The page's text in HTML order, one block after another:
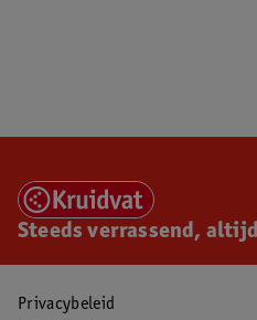
Steeds verrassend,
Privacybeleid